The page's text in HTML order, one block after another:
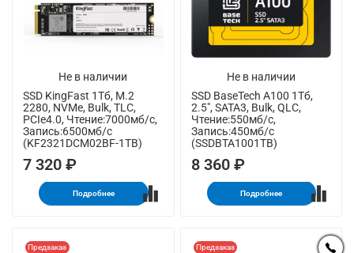
Не в наличии
SSD KingFast 1Тб, M.2
2280, NVMe, Bulk, TLC,
PCIe4.0, Чтение:7000мб/с,
Запись:6500мб/с
(KF2321DCM02BF-1TB)
7 320 ₽
Подробнее
Не в наличии
SSD BaseTech A100 1Тб,
2.5", SATA3, Bulk, QLC,
Чтение:550мб/с,
Запись:450мб/с
(SSDBTA1001TB)
8 360 ₽
Подробнее
Предзаказ Предзаказ